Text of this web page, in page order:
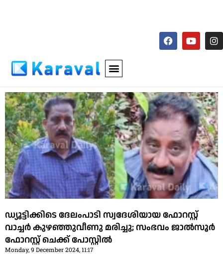
ഡ്യൂട്ടിക്കിടെ ദേലംപാടി സ്വദേശിയായ ഫോറസ്റ്റ്
വാച്ചര്‍ കുഴഞ്ഞുവീണു മരിച്ചു; സംഭവം ജാല്‍സൂര്‍
ഫോറസ്റ്റ് ചെക്ക് പോസ്റ്റില്‍
Monday, 9 December 2024, 11:17